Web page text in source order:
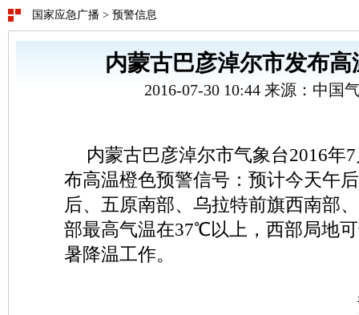
国家应急广播 > 预警信息
内蒙古巴彦淖尔市发布
2016-07-30 10:44 来源：中国
内蒙古巴彦淖尔市气象台2016年
布高温橙色预警信号：预计今天午
后、五原南部、乌拉特前旗西南部
部最高气温在37℃以上，西部局地
暑降温工作。